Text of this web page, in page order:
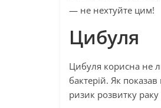
— не нехтуйте цим!
Цибуля
Цибуля корисна не
бактерій. Як
ризик розвитку